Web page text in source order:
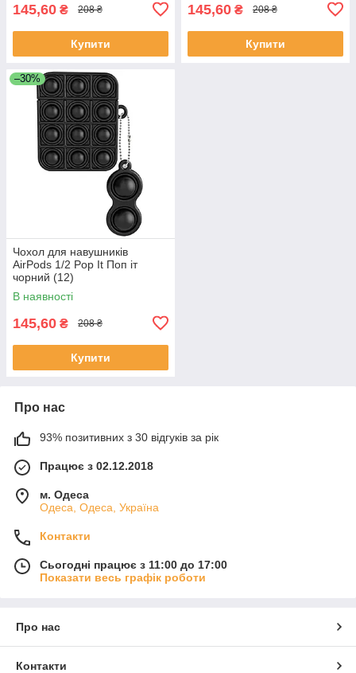
145,60 ₴ 208 ₴
Купити
145,60 ₴ 208 ₴
Купити
–30%
Чохол для навушників
AirPods 1/2 Pop It Поп іт
чорний (12)
В наявності
145,60 ₴ 208 ₴
Купити
Про нас
93% позитивних з 30 відгуків за рік
Працює з 02.12.2018
м. Одеса
Одеса, Одеса, Україна
Контакти
Сьогодні працює з 11:00 до 17:00
Показати весь графік роботи
Про нас
Контакти